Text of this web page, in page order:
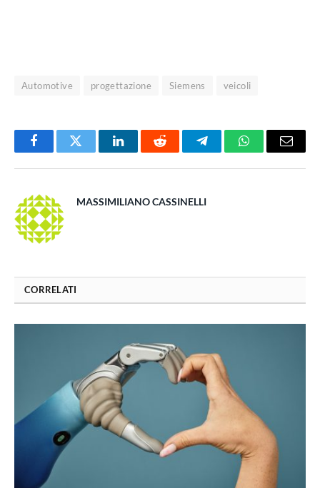
Automotive progettazione Siemens veicoli
FacebookTwitter LinkedInReddit TelegramWhatsAppEmail
MASSIMILIANO CASSINELLI
CORRELATI